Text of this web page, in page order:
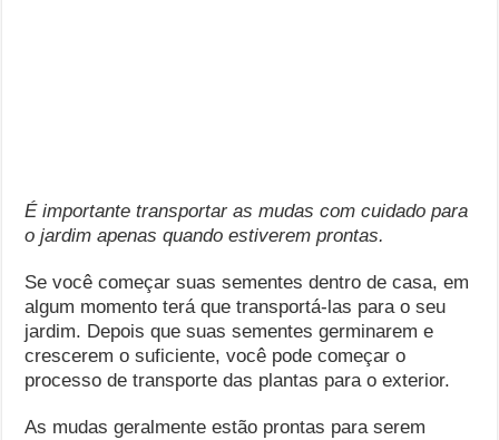
É importante transportar as mudas com cuidado para
o jardim apenas quando estiverem prontas.
Se você começar suas sementes dentro de casa, em
algum momento terá que transportá-las para o seu
jardim. Depois que suas sementes germinarem e
crescerem o suficiente, você pode começar o
processo de transporte das plantas para o exterior.
As mudas geralmente estão prontas para serem